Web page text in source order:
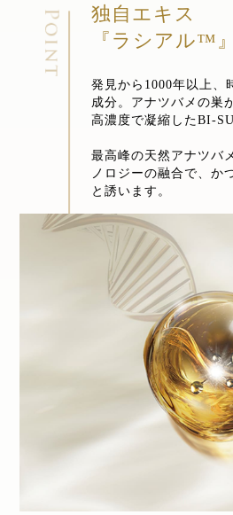
独自エキス
『ラシアル™
発見から1000年以上、
成分。アナツバメの巣
高濃度で凝縮したBI-
最高峰の天然アナツバ
ノロジーの融合で、か
と誘います。